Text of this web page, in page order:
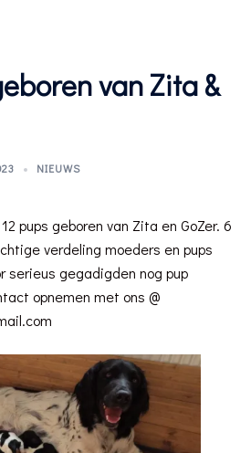
van Zita &
NIEUWS
pups geboren van Zita en GoZer. 6
verdeling moeders en pups
serieus gegadigden nog pup
opnemen met ons @